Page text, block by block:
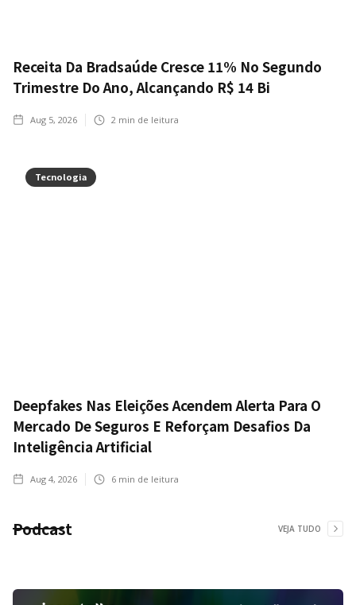
Receita Da Bradsaúde Cresce 11% No Segundo
Trimestre Do Ano, Alcançando R$ 14 Bi
Aug 5, 2026 2 min de leitura
Tecnologia
Deepfakes Nas Eleições Acendem Alerta Para O
Mercado De Seguros E Reforçam Desafios Da
Inteligência Artificial
Aug 4, 2026 6 min de leitura
Podcast VEJA TUDO